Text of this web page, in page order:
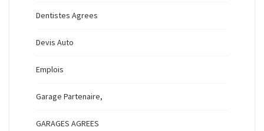
Dentistes Agrees
Devis Auto
Emplois
Garage Partenaire,
GARAGES AGREES